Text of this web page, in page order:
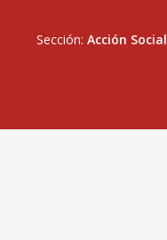
Sección: Acción Social